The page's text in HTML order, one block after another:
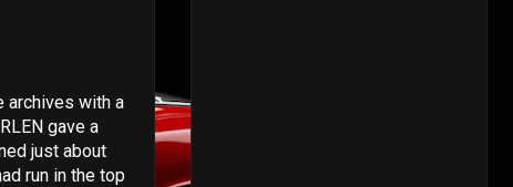
archives with a
gave a
just about
run in the top